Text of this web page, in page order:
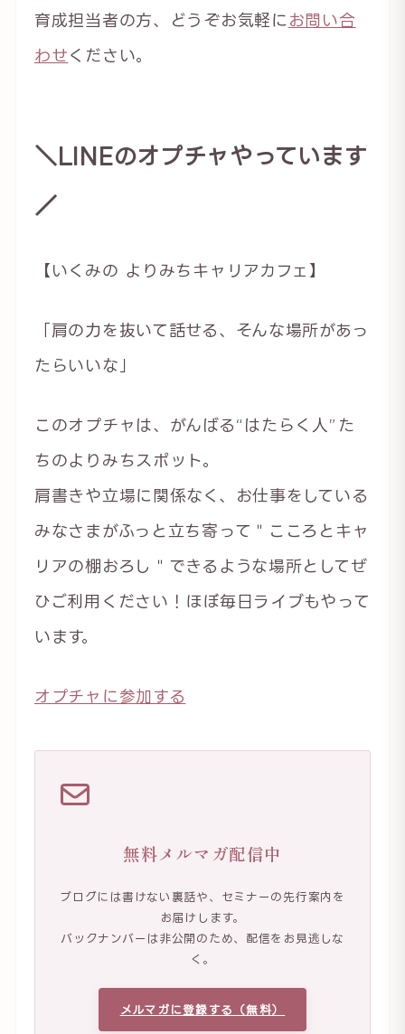
育成担当者の方、どうぞお気軽に お問い合
わせ ください。
＼LINEのオプチャやっています
／
【いくみの よりみちキャリアカフェ】
「肩の力を抜いて話せる、そんな場所があっ
たらいいな」
このオプチャは、がんばる“はたらく人”た
ちのよりみちスポット。
肩書きや立場に関係なく、お仕事をしている
みなさまがふっと立ち寄って＂こころとキャ
リアの棚おろし＂できるような場所としてぜ
ひご利用ください！ほぼ毎日ライブもやって
います。
オプチャに参加する
無料メルマガ配信中
ブログには書けない裏話や、セミナーの先行案内を
お届けします。
バックナンバーは非公開のため、配信をお見逃しな
く。
メルマガに登録する（無料）